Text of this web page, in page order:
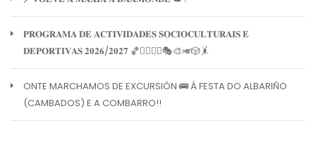
𝐏𝐑𝐎𝐆𝐑𝐀𝐌𝐀 𝐃𝐄 𝐀𝐂𝐓𝐈𝐕𝐈𝐃𝐀𝐃𝐄𝐒 𝐒𝐎𝐂𝐈𝐎𝐂𝐔𝐋𝐓𝐔𝐑𝐀𝐈𝐒 𝐄
𝐃𝐄𝐏𝐎𝐑𝐓𝐈𝐕𝐀𝐒 𝟐𝟎𝟐𝟔/𝟐𝟎𝟐𝟕 🏀🏊‍♀️🧘‍♀️🎭🎨🎺🎲🤸
ONTE MARCHAMOS DE EXCURSIÓN 🚌 Á FESTA DO ALBARIÑO
(CAMBADOS) E A COMBARRO!!